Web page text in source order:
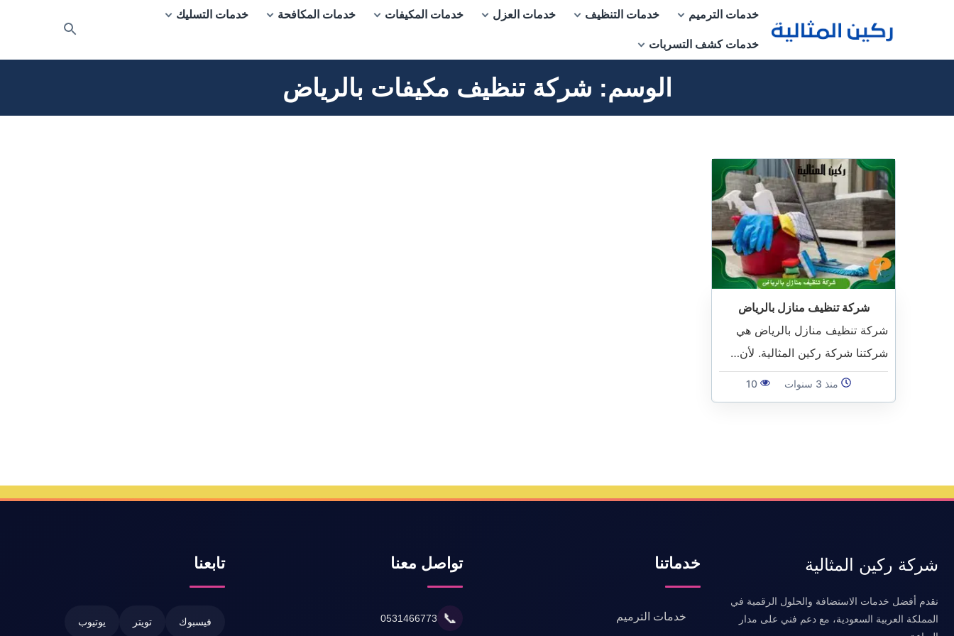
المحتوى
خدمات الترميم خدمات التنظيف خدمات العزل خدمات المكيفات خدمات المكافحة خدمات التسليك
خدمات كشف التسربات
الوسم: شركة تنظيف مكيفات بالرياض
شركة تنظيف منازل بالرياض
شركة تنظيف منازل بالرياض هي
شركتنا شركة ركين المثالية. لأن…
منذ 3 سنوات 10
شركة ركين المثالية
نقدم أفضل خدمات الاستضافة والحلول الرقمية في
المملكة العربية السعودية، مع دعم فني على مدار
خدماتنا
خدمات الترميم
تواصل معنا
📞
0531466773
تابعنا
فيسبوك تويتر يوتيوب